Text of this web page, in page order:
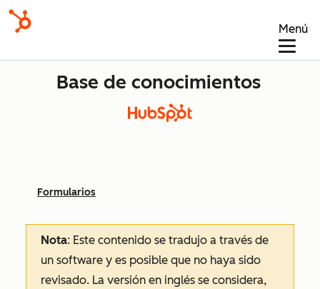
Menú
Base de conocimientos
Formularios
Nota: Este contenido se tradujo a través de
un software y es posible que no haya sido
revisado. La versión en inglés se considera,